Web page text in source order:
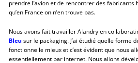
prendre l’avion et de rencontrer des fabricants
qu’en France on n’en trouve pas.
Nous avons fait travailler Alandry en
Bleu sur le packaging. J’ai étudié quelle forme
fonctionne le mieux et c’est évident que nous
essentiellement par internet. Nous allons